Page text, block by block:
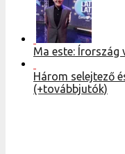
Ma este: Írország
Három selejtező
(+továbbjutók)